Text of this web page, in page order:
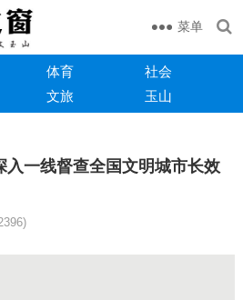
菜单
体育
社会
文旅 玉山
入一线督查全国文明城市长效